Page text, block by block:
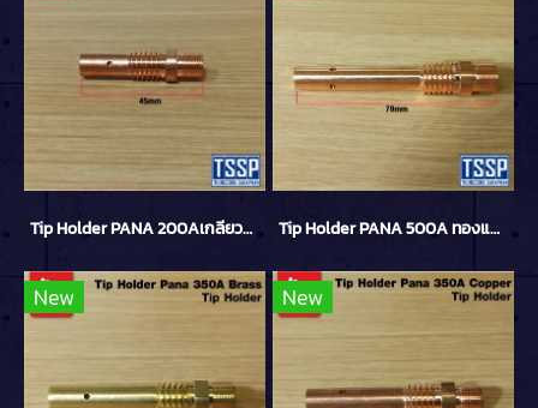
Tip Holder PANA 200Aเกลียวละเอียด 1.0mm ทองแดง Tip Holder PANA 500A ทองแดง
New New